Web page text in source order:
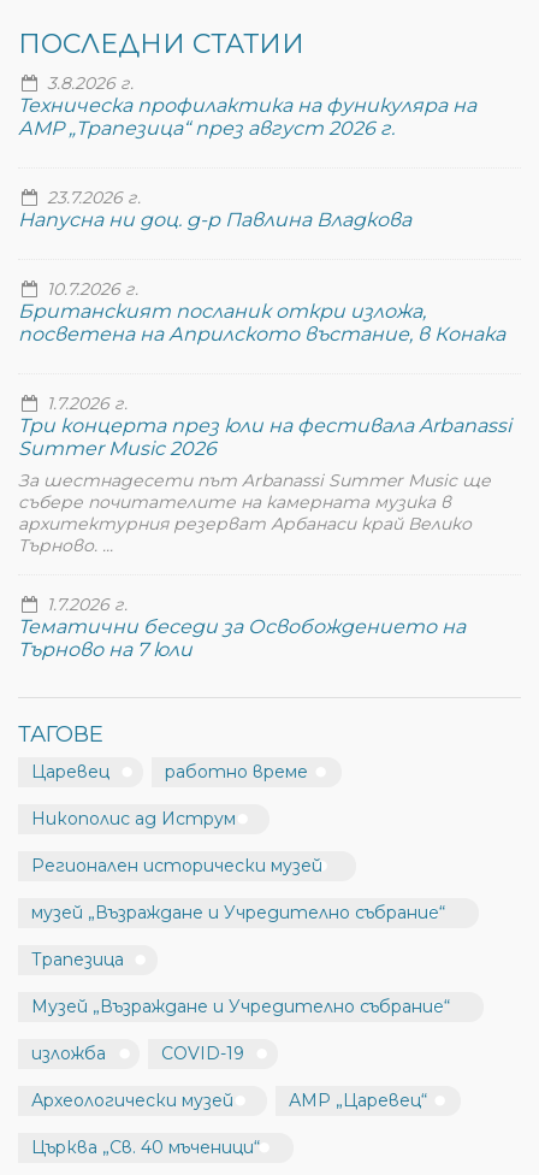
ПОСЛЕДНИ СТАТИИ
3.8.2026 г.
Техническа профилактика на фуникуляра на
АМР „Трапезица“ през август 2026 г.
23.7.2026 г.
Напусна ни доц. д-р Павлина Владкова
10.7.2026 г.
Британският посланик откри изложа,
посветена на Априлското въстание, в Конака
1.7.2026 г.
Три концерта през юли на фестивала Arbanassi
Summer Music 2026
За шестнадесети път Arbanassi Summer Music ще
събере почитателите на камерната музика в
архитектурния резерват Арбанаси край Велико
Търново. ...
1.7.2026 г.
Тематични беседи за Освобождението на
Търново на 7 юли
ТАГОВЕ
Царевец работно време
Никополис ад Иструм
Регионален исторически музей
музей „Възраждане и Учредително събрание“
Трапезица
Музей „Възраждане и Учредително събрание“
изложба COVID-19
Археологически музей АМР „Царевец“
Църква „Св. 40 мъченици“